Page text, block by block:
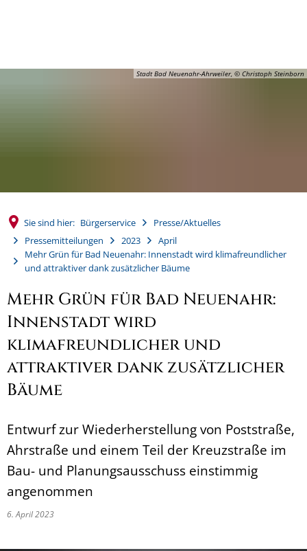
Stadt Bad Neuenahr-Ahrweiler, © Christoph Steinborn
Sie sind hier: Bürgerservice
Presse/Aktuelles
Pressemitteilungen
2023
April
Mehr Grün für Bad Neuenahr: Innenstadt wird klimafreundlicher
und attraktiver dank zusätzlicher Bäume
Mehr Grün für Bad Neuenahr:
Innenstadt wird
klimafreundlicher und
attraktiver dank zusätzlicher
Bäume
Entwurf zur Wiederherstellung von Poststraße,
Ahrstraße und einem Teil der Kreuzstraße im
Bau- und Planungsausschuss einstimmig
angenommen
6. April 2023